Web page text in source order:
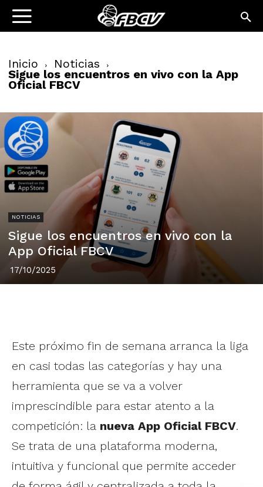
Inicio Noticias
Sigue los encuentros en vivo con la App
Oficial FBCV
NOTICIAS
Sigue los encuentros en vivo con la
App Oficial FBCV
17/10/2025
Este próximo fin de semana arranca la liga
en casi todas las categorías y hay una
herramienta que se va a volver
imprescindible para estar atento a la
competición: la nueva App Oficial FBCV.
Se trata de una plataforma moderna,
intuitiva y funcional que permite acceder